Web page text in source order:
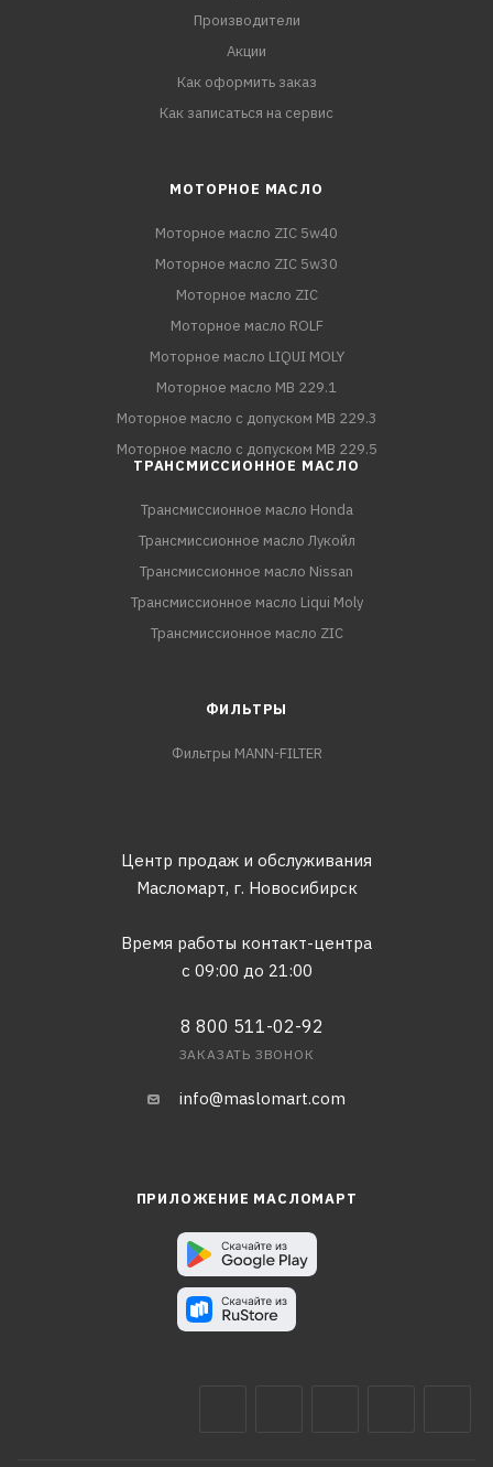
Производители
Акции
Как оформить заказ
Как записаться на сервис
МОТОРНОЕ МАСЛО
Моторное масло ZIC 5w40
Моторное масло ZIC 5w30
Моторное масло ZIC
Моторное масло ROLF
Моторное масло LIQUI MOLY
Моторное масло MB 229.1
Моторное масло с допуском MB 229.3
Моторное масло с допуском MB 229.5
ТРАНСМИССИОННОЕ МАСЛО
Трансмиссионное масло Honda
Трансмиссионное масло Лукойл
Трансмиссионное масло Nissan
Трансмиссионное масло Liqui Moly
Трансмиссионное масло ZIC
ФИЛЬТРЫ
Фильтры MANN-FILTER
Центр продаж и обслуживания
Масломарт, г. Новосибирск
Время работы контакт-центра
с 09:00 до 21:00
8 800 511-02-92
ЗАКАЗАТЬ ЗВОНОК
info@maslomart.com
ПРИЛОЖЕНИЕ МАСЛОМАРТ